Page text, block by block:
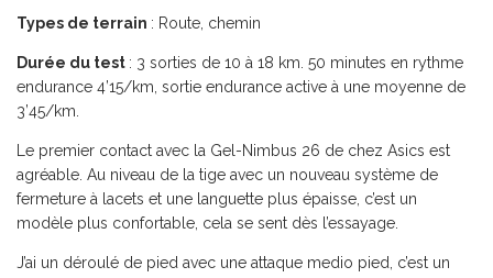
Types de terrain : Route, chemin
Durée du test : 3 sorties de 10 à 18 km. 50 minutes en rythme
endurance 4’15/km, sortie endurance active à une moyenne de
3’45/km.
Le premier contact avec la Gel-Nimbus 26 de chez Asics est
agréable. Au niveau de la tige avec un nouveau système de
fermeture à lacets et une languette plus épaisse, c’est un
modèle plus confortable, cela se sent dès l’essayage.
J’ai un déroulé de pied avec une attaque medio pied, c’est un